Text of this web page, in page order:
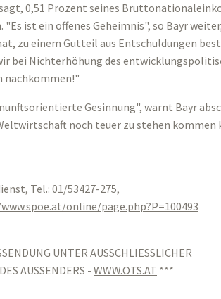
0,51 Prozent seines
ist ein offenes Geheimnis", so Bayr
zu einem Gutteil aus Entschuldungen
bei Nichterhöhung des
nachkommen!"
Gesinnung", warnt Bayr
noch teuer zu stehen kommen
Tel.: 01/53427-275,
online/page.php?P=100493
UNTER AUSSCHLIESSLICHER
AUSSENDERS - WWW.OTS.AT ***